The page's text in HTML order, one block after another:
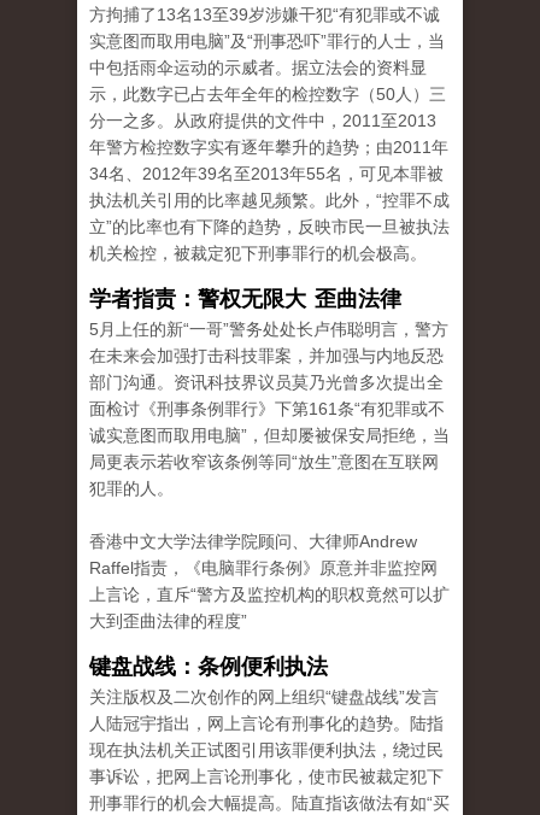
方拘捕了13名13至39岁涉嫌干犯“有犯罪或不诚
实意图而取用电脑”及“刑事恐吓”罪行的人士，当
中包括雨伞运动的示威者。据立法会的资料显
示，此数字已占去年全年的检控数字（50人）三
分一之多。从政府提供的文件中，2011至2013
年警方检控数字实有逐年攀升的趋势；由2011年
34名、2012年39名至2013年55名，可见本罪被
执法机关引用的比率越见频繁。此外，“控罪不成
立”的比率也有下降的趋势，反映市民一旦被执法
机关检控，被裁定犯下刑事罪行的机会极高。
学者指责：警权无限大 歪曲法律
5月上任的新“一哥”警务处处长卢伟聪明言，警方
在未来会加强打击科技罪案，并加强与内地反恐
部门沟通。资讯科技界议员莫乃光曾多次提出全
面检讨《刑事条例罪行》下第161条“有犯罪或不
诚实意图而取用电脑”，但却屡被保安局拒绝，当
局更表示若收窄该条例等同“放生”意图在互联网
犯罪的人。
香港中文大学法律学院顾问、大律师Andrew
Raffel指责，《电脑罪行条例》原意并非监控网
上言论，直斥“警方及监控机构的职权竟然可以扩
大到歪曲法律的程度”
键盘战线：条例便利执法
关注版权及二次创作的网上组织“键盘战线”发言
人陆冠宇指出，网上言论有刑事化的趋势。陆指
现在执法机关正试图引用该罪便利执法，绕过民
事诉讼，把网上言论刑事化，使市民被裁定犯下
刑事罪行的机会大幅提高。陆直指该做法有如“买